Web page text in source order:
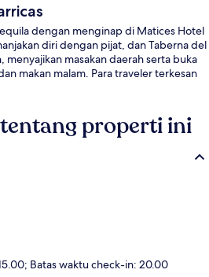
dengan menginap di Matices Hotel
diri dengan pijat, dan Taberna del
menyajikan masakan daerah serta buka
makan malam. Para traveler terkesan
properti ini
Batas waktu check-in: 20.00